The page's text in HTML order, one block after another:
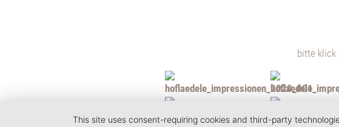
bitte klick
This site uses consent-requiring cookies and third-party